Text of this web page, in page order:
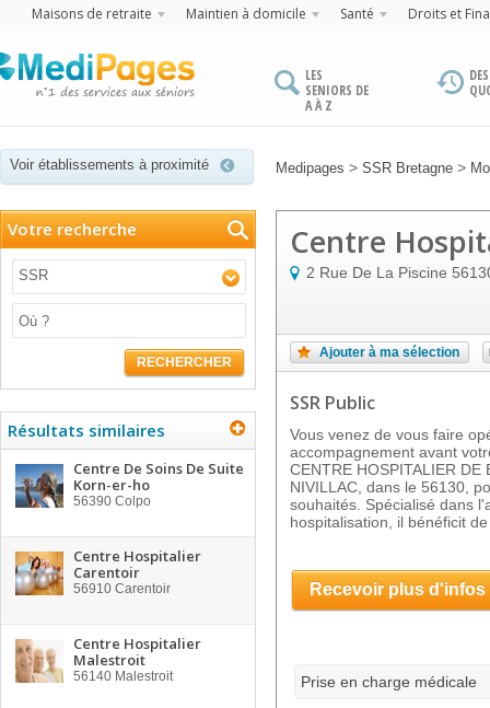
Maisons de retraite Maintien à domicile Santé Droits et
LES
SENIORS DE
A À Z
Voir établissements à proximité Medipages > SSR Bretagne >
Votre recherche
SSR
RECHERCHER
Résultats similaires
Centre De Soins De Suite
Korn-er-ho
56390 Colpo
Centre Hospitalier
Carentoir
56910 Carentoir
Centre Hospitalier
Malestroit
56140 Malestroit
Centre
2 Rue De La Piscine
Ajouter à ma sélection
SSR Public
Vous venez de vous faire
accompagnement avant
CENTRE HOSPITALIER DE
NIVILLAC, dans le 56130,
souhaités. Spécialisé dans
hospitalisation, il bénéficit
Recevoir plus d'infos
Prise en charge médicale